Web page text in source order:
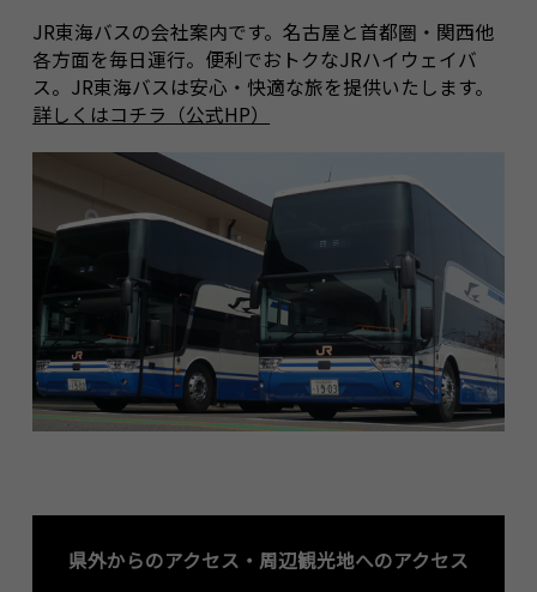
JR東海バスの会社案内です。名古屋と首都圏・関西他
各方面を毎日運行。便利でおトクなJRハイウェイバ
ス。JR東海バスは安心・快適な旅を提供いたします。
詳しくはコチラ（公式HP）
県外からのアクセス・周辺観光地へのアクセス